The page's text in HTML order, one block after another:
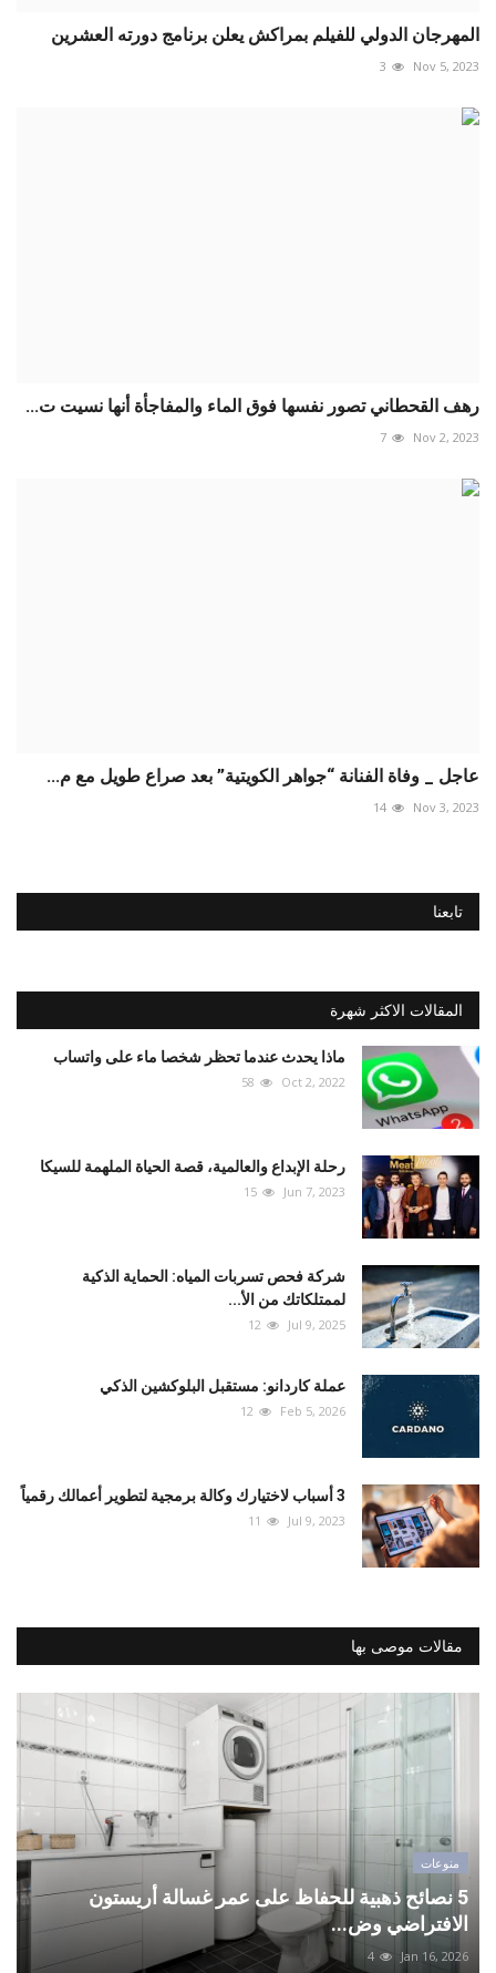
المهرجان الدولي للفيلم بمراكش يعلن برنامج دورته العشرين
Nov 5, 2023
3
رهف القحطاني تصور نفسها فوق الماء والمفاجأة أنها نسيت ت...
Nov 2, 2023
7
عاجل _ وفاة الفنانة “جواهر الكويتية” بعد صراع طويل مع م...
Nov 3, 2023
14
تابعنا
المقالات الاكثر شهرة
ماذا يحدث عندما تحظر شخصا ماء على واتساب
Oct 2, 2022
58
رحلة الإبداع والعالمية، قصة الحياة الملهمة للسيكا
Jun 7, 2023
15
شركة فحص تسربات المياه: الحماية الذكية
لممتلكاتك من الأ...
Jul 9, 2025
12
عملة كاردانو: مستقبل البلوكشين الذكي
Feb 5, 2026
12
3 أسباب لاختيارك وكالة برمجية لتطوير أعمالك رقمياً
Jul 9, 2023
11
مقالات موصى بها
منوعات
5 نصائح ذهبية للحفاظ على عمر غسالة أريستون
الافتراضي وض...
Jan 16, 2026
4